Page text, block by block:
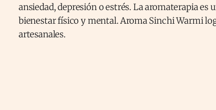
ansiedad, depresión o estrés. La aromaterapia es
bienestar físico y mental. Aroma Sinchi Warmi
artesanales.